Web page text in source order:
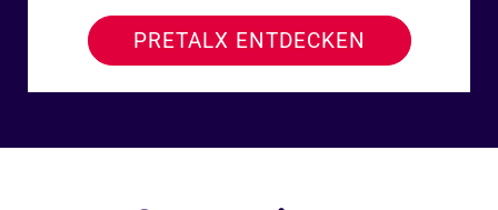
PRETALX ENTDECKEN